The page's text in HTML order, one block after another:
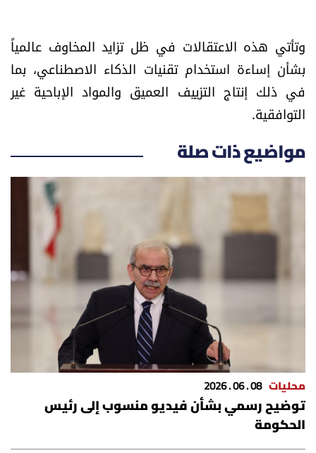
اقرأ تضحك
كاميرا
سجالات
صحّة وصحن
الرياضة
فيديو
من نحن
وتأتي هذه الاعتقالات في ظل تزايد المخاوف عالمياً
بشأن إساءة استخدام تقنيات الذكاء الاصطناعي، بما
في ذلك إنتاج التزييف العميق والمواد الإباحية غير
التوافقية.
مواضيع ذات صلة
محليات 08 . 06 . 2026
توضيح رسمي بشأن فيديو منسوب إلى رئيس
الحكومة